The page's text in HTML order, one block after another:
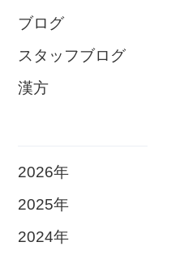
ブログ
スタッフブログ
漢方
2026年
2025年
2024年